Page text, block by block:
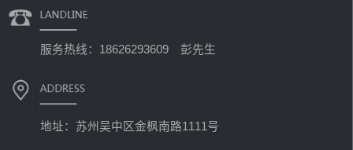
服务热线：18626293609 彭先生
地址：苏州吴中区金枫南路1111号